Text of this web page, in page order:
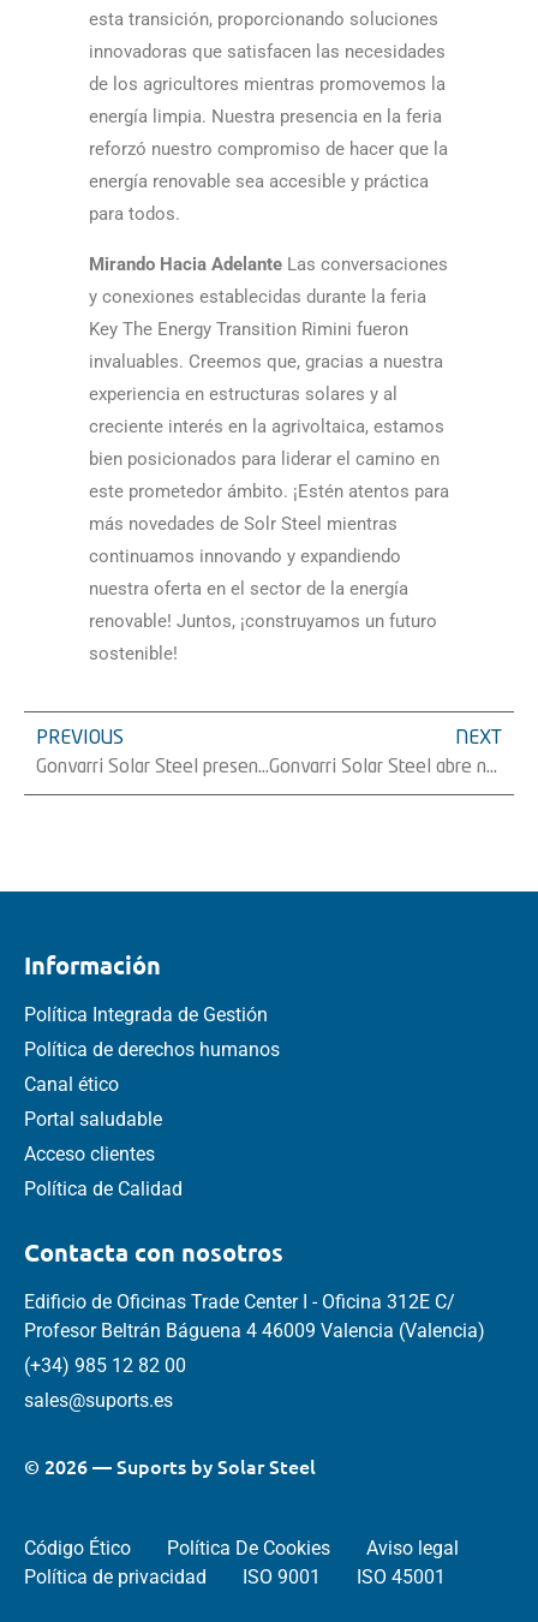
esta transición, proporcionando soluciones
innovadoras que satisfacen las necesidades
de los agricultores mientras promovemos la
energía limpia. Nuestra presencia en la feria
reforzó nuestro compromiso de hacer que la
energía renovable sea accesible y práctica
para todos.
Mirando Hacia Adelante Las conversaciones
y conexiones establecidas durante la feria
Key The Energy Transition Rimini fueron
invaluables. Creemos que, gracias a nuestra
experiencia en estructuras solares y al
creciente interés en la agrivoltaica, estamos
bien posicionados para liderar el camino en
este prometedor ámbito. ¡Estén atentos para
más novedades de Solr Steel mientras
continuamos innovando y expandiendo
nuestra oferta en el sector de la energía
renovable! Juntos, ¡construyamos un futuro
sostenible!
PREVIOUS
Gonvarri Solar Steel presenta sus soluciones para agrivoltaica solar
NEXT
Gonvarri Solar Steel abre nuevas oficinas en Chile
Información
Política Integrada de Gestión
Política de derechos humanos
Canal ético
Portal saludable
Acceso clientes
Política de Calidad
Contacta con nosotros
Edificio de Oficinas Trade Center I - Oficina 312E C/
Profesor Beltrán Báguena 4 46009 Valencia (Valencia)
(+34) 985 12 82 00
sales@suports.es
© 2026 — Suports by Solar Steel
Código Ético Política De Cookies
Aviso legal
Política de privacidad
ISO 9001 ISO 45001